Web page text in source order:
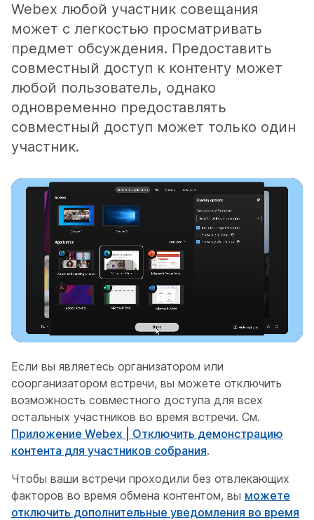
Webex любой участник совещания
может с легкостью просматривать
предмет обсуждения. Предоставить
совместный доступ к контенту может
любой пользователь, однако
одновременно предоставлять
совместный доступ может только один
участник.
Если вы являетесь организатором или
соорганизатором встречи, вы можете отключить
возможность совместного доступа для всех
остальных участников во время встречи. См.
Приложение Webex | Отключить демонстрацию
контента для участников собрания.
Чтобы ваши встречи проходили без отвлекающих
факторов во время обмена контентом, вы можете
отключить дополнительные уведомления во время